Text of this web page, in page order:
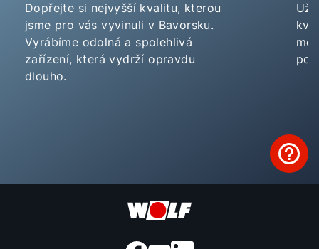
Dopřejte si nejvyšší kvalitu, kterou
jsme pro vás vyvinuli v Bavorsku.
Vyrábíme odolná a spolehlivá
zařízení, která vydrží opravdu
dlouho.
Už